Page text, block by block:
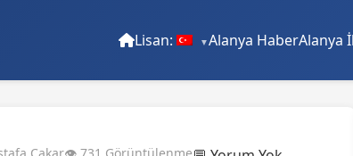
Lisan: Alanya HaberAlanya